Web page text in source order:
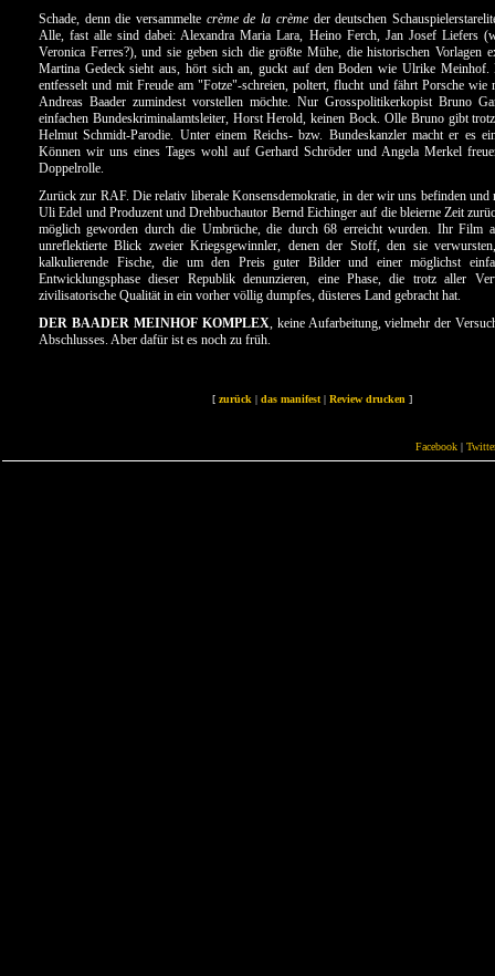
Schade, denn die versammelte crème de la crèmeder deutschen
Alle, fast alle sind dabei: Alexandra Maria Lara, Heino Ferch, Jan Josef Liefers
Veronica Ferres?), und sie geben sich die größte Mühe, die historischen Vorlagen
Martina Gedeck sieht aus, hört sich an, guckt auf den Boden wie Ulrike Meinhof.
entfesselt und mit Freude am "Fotze"-schreien, poltert, flucht und fährt Porsche wie
Andreas Baader zumindest vorstellen möchte. Nur Grosspolitikerkopist Bruno
einfachen Bundeskriminalamtsleiter, Horst Herold, keinen Bock. Olle Bruno gibt
Helmut Schmidt-Parodie. Unter einem Reichs- bzw. Bundeskanzler macht er es
Können wir uns eines Tages wohl auf Gerhard Schröder und Angela Merkel
Doppelrolle.
Zurück zur RAF. Die relativ liberale Konsensdemokratie, in der wir uns befinden und
Uli Edel und Produzent und Drehbuchautor Bernd Eichinger auf die bleierne Zeit
möglich geworden durch die Umbrüche, die durch 68 erreicht wurden. Ihr Film
unreflektierte Blick zweier Kriegsgewinnler, denen der Stoff, den sie
kalkulierende Fische, die um den Preis guter Bilder und einer möglichst
Entwicklungsphase dieser Republik denunzieren, eine Phase, die trotz aller
zivilisatorische Qualität in ein vorher völlig dumpfes, düsteres Land gebracht hat.
DER BAADER MEINHOF KOMPLEX, keine Aufarbeitung, vielmehr der
Abschlusses. Aber dafür ist es noch zu früh.
[ zurück | das manifest | Review drucken ]
Facebook |